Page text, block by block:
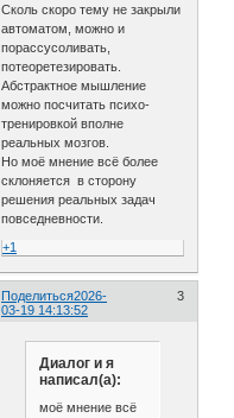
Сколь скоро тему не закрыли
автоматом, можно и
порассусоливать,
потеоретезировать.
Абстрактное мышление
можно посчитать психо-
тренировкой вполне
реальных мозгов.
Но моё мнение всё более
склоняется в сторону
решения реальных задач
повседневности.
+1
Поделиться 3
2026-
03-19 14:13:52
Диалог и я
написал(а):
моё мнение всё